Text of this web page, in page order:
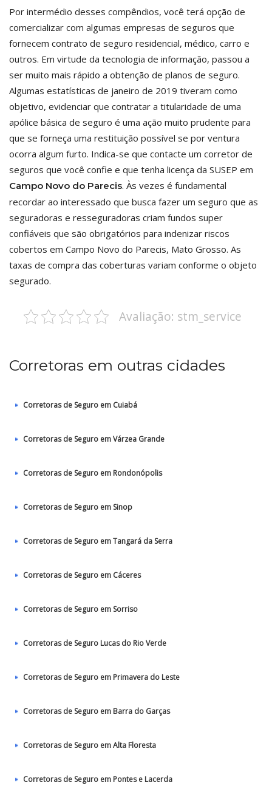
Por intermédio desses compêndios, você terá opção de
comercializar com algumas empresas de seguros que
fornecem contrato de seguro residencial, médico, carro e
outros. Em virtude da tecnologia de informação, passou a
ser muito mais rápido a obtenção de planos de seguro.
Algumas estatísticas de janeiro de 2019 tiveram como
objetivo, evidenciar que contratar a titularidade de uma
apólice básica de seguro é uma ação muito prudente para
que se forneça uma restituição possível se por ventura
ocorra algum furto. Indica-se que contacte um corretor de
seguros que você confie e que tenha licença da SUSEP em
Campo Novo do Parecis. Às vezes é fundamental
recordar ao interessado que busca fazer um seguro que as
seguradoras e resseguradoras criam fundos super
confiáveis que são obrigatórios para indenizar riscos
cobertos em Campo Novo do Parecis, Mato Grosso. As
taxas de compra das coberturas variam conforme o objeto
segurado.
Avaliação: stm_service
Corretoras em outras cidades
Corretoras de Seguro em Cuiabá
Corretoras de Seguro em Várzea Grande
Corretoras de Seguro em Rondonópolis
Corretoras de Seguro em Sinop
Corretoras de Seguro em Tangará da Serra
Corretoras de Seguro em Cáceres
Corretoras de Seguro em Sorriso
Corretoras de Seguro Lucas do Rio Verde
Corretoras de Seguro em Primavera do Leste
Corretoras de Seguro em Barra do Garças
Corretoras de Seguro em Alta Floresta
Corretoras de Seguro em Pontes e Lacerda